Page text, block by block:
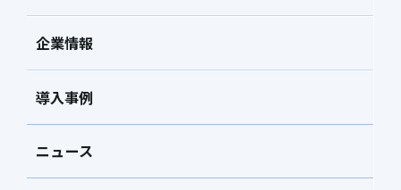
企業情報
導入事例
ニュース